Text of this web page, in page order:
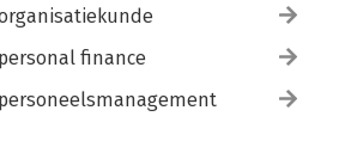
personal finance
personeelsmanagement